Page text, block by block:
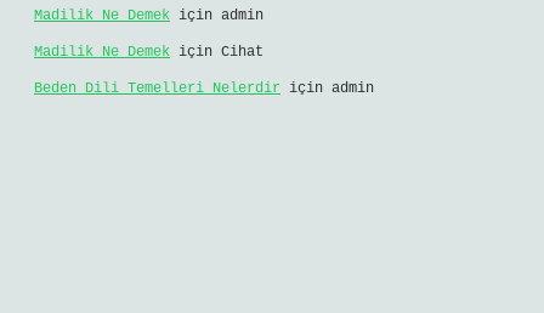
Madilik Ne Demek için admin
Madilik Ne Demek için Cihat
Beden Dili Temelleri Nelerdir için admin